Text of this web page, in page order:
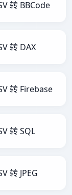
转 BBCode
转 DAX
转 Firebase
转 SQL
转 JPEG